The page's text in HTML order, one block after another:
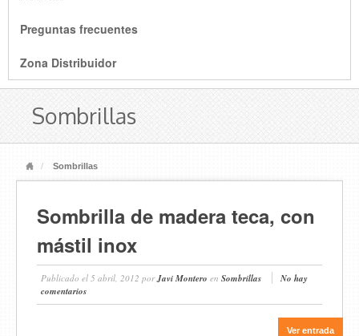
Preguntas frecuentes
Zona Distribuidor
Sombrillas
Sombrillas
Sombrilla de madera teca, con
mástil inox
Publicado el 5 abril, 2012 porJavi Montero en Sombrillas
No hay
comentarios
Ver entrada